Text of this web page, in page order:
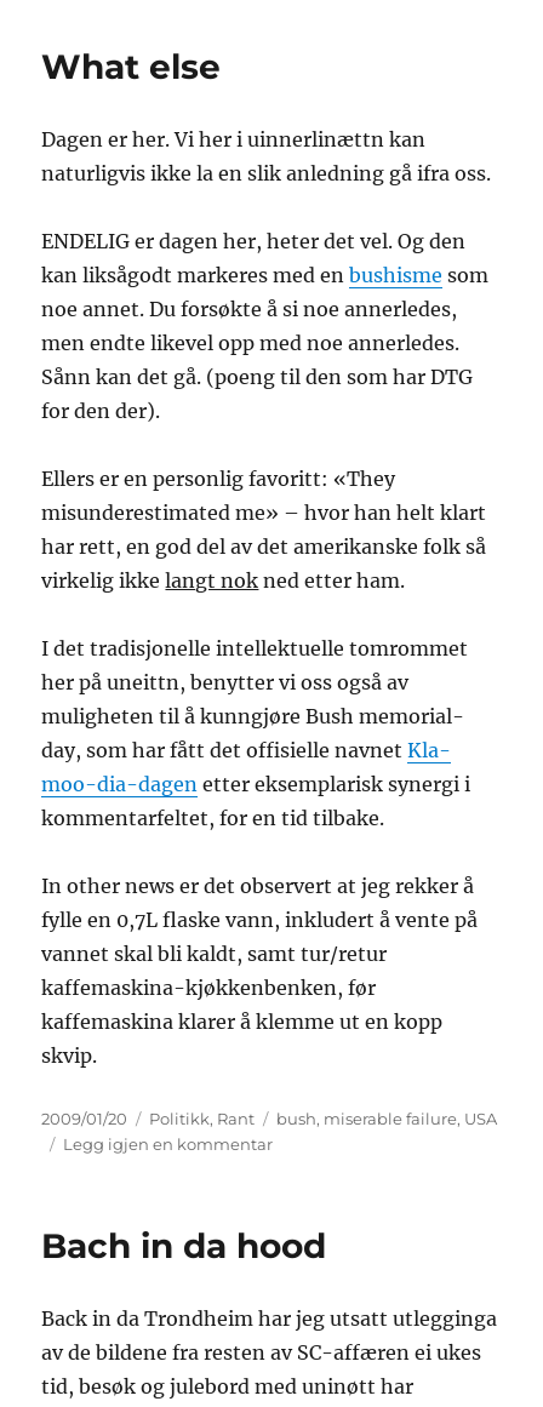
What else
Dagen er her. Vi her i uinnerlinættn kan
naturligvis ikke la en slik anledning gå ifra oss.
ENDELIG er dagen her, heter det vel. Og den
kan liksågodt markeres med enbushisme som
noe annet. Du forsøkte å si noe annerledes,
men endte likevel opp med noe annerledes.
Sånn kan det gå. (poeng til den som har DTG
for den der).
Ellers er en personlig favoritt: «They
misunderestimated me» – hvor han helt klart
har rett, en god del av det amerikanske folk så
virkelig ikkelangt nok ned etter ham.
I det tradisjonelle intellektuelle tomrommet
her på uneittn, benytter vi oss også av
muligheten til å kunngjøre Bush memorial-
day, som har fått det offisielle navnetKla-
moo-dia-dagen etter eksemplarisk synergi i
kommentarfeltet, for en tid tilbake.
In other news er det observert at jeg rekker å
fylle en 0,7L flaske vann, inkludert å vente på
vannet skal bli kaldt, samt tur/retur
kaffemaskina-kjøkkenbenken, før
kaffemaskina klarer å klemme ut en kopp
skvip.
Publisert
2009/01/20 Kategorier
Politikk, Rant Stikkord
bush, miserable failure, USA
Legg igjen en kommentartil
Bach in da hood
Back in da Trondheim har jeg utsatt utlegginga
av de bildene fra resten av SC-affæren ei ukes
tid, besøk og julebord med uninøtt har